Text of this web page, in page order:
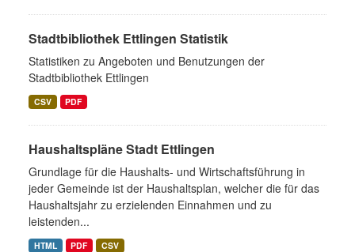
Stadtbibliothek Ettlingen Statistik
Statistiken zu Angeboten und Benutzungen der
Stadtbibliothek Ettlingen
CSV PDF
Haushaltspläne Stadt Ettlingen
Grundlage für die Haushalts- und Wirtschaftsführung in
jeder Gemeinde ist der Haushaltsplan, welcher die für das
Haushaltsjahr zu erzielenden Einnahmen und zu
leistenden...
HTML PDF CSV